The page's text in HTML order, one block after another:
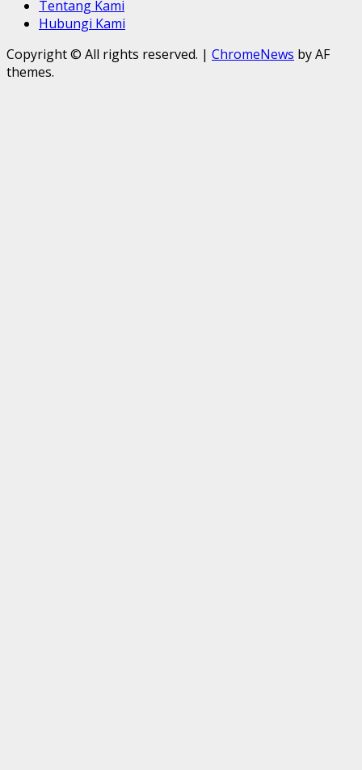
Tentang Kami
Hubungi Kami
Copyright © All rights reserved. | ChromeNews by AF
themes.